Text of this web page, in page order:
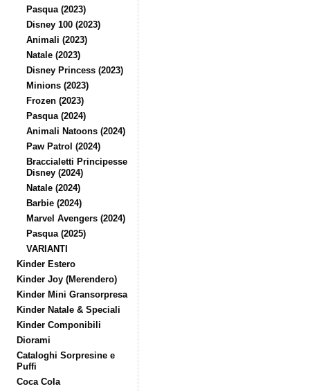
Pasqua (2023)
Disney 100 (2023)
Animali (2023)
Natale (2023)
Disney Princess (2023)
Minions (2023)
Frozen (2023)
Pasqua (2024)
Animali Natoons (2024)
Paw Patrol (2024)
Braccialetti Principesse
Disney (2024)
Natale (2024)
Barbie (2024)
Marvel Avengers (2024)
Pasqua (2025)
VARIANTI
Kinder Estero
Kinder Joy (Merendero)
Kinder Mini Gransorpresa
Kinder Natale & Speciali
Kinder Componibili
Diorami
Cataloghi Sorpresine e
Puffi
Coca Cola